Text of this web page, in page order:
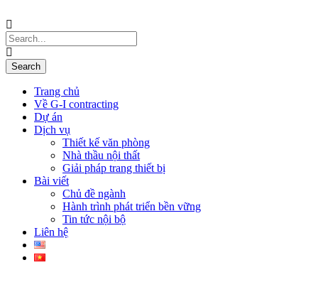
Trang chủ
Về G-I contracting
Dự án
Dịch vụ
Thiết kế văn phòng
Nhà thầu nội thất
Giải pháp trang thiết bị
Bài viết
Chủ đề ngành
Hành trình phát triển bền vững
Tin tức nội bộ
Liên hệ